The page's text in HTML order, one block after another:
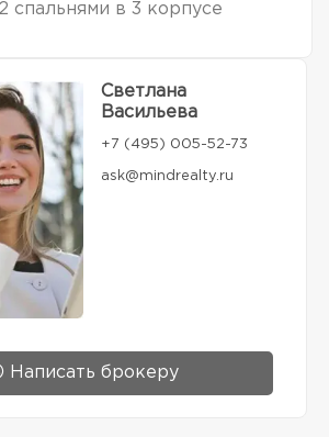
спальнями в 3 корпусе
Светлана
Васильева
+7 (495) 005-52-73
ask@mindrealty.ru
Написать брокеру